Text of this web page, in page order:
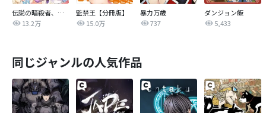
伝説の暗殺者、転生したら王家の愛され末娘になってしまいまして。【タテヨミ】
13.2万
監禁王【分冊版】
15.0万
暴力万歳
737
ダンジョン飯
5,433
同じジャンルの人気作品